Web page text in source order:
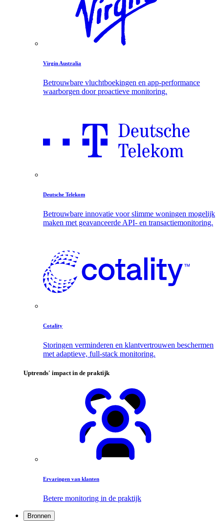
Virgin Australia
Betrouwbare vluchtboekingen en app-performance
waarborgen door proactieve monitoring.
Deutsche Telekom
Betrouwbare innovatie voor slimme woningen mogelijk
maken met geavanceerde API- en transactiemonitoring.
Cotality
Storingen verminderen en klantvertrouwen beschermen
met adaptieve, full-stack monitoring.
Uptrends' impact in de praktijk
Ervaringen van klanten
Betere monitoring in de praktijk
Bronnen